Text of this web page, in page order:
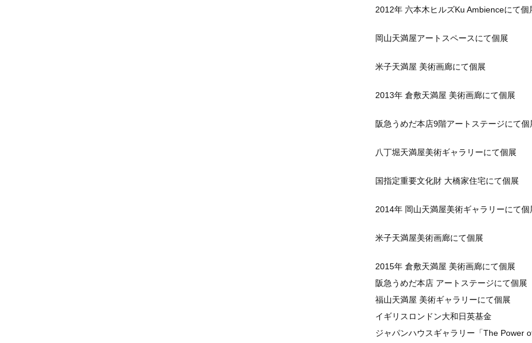
2012年 六本木ヒルズKu Ambienceにて個
岡山天満屋アートスペースにて個展
米子天満屋 美術画廊にて個展
2013年 倉敷天満屋 美術画廊にて個展
阪急うめだ本店9階アートステージにて個
八丁堀天満屋美術ギャラリーにて個展
国指定重要文化財 大橋家住宅にて個展
2014年 岡山天満屋美術ギャラリーにて個
米子天満屋美術画廊にて個展
2015年 倉敷天満屋 美術画廊にて個展
阪急うめだ本店 アートステージにて個展
福山天満屋 美術ギャラリーにて個展
イギリスロンドン大和日英基金
ジャパンハウスギャラリー「The Power